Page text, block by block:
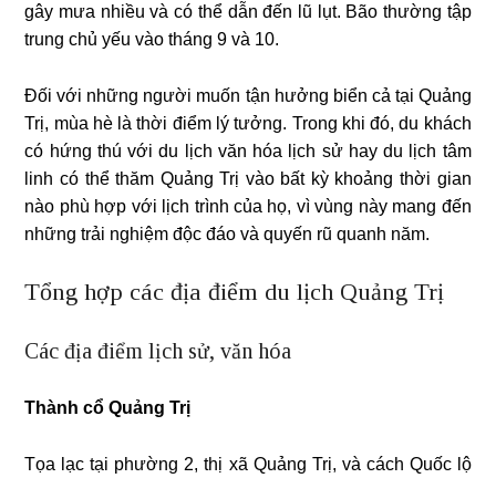
gây mưa nhiều và có thể dẫn đến lũ lụt. Bão thường tập
trung chủ yếu vào tháng 9 và 10.
Đối với những người muốn tận hưởng biển cả tại Quảng
Trị, mùa hè là thời điểm lý tưởng. Trong khi đó, du khách
có hứng thú với du lịch văn hóa lịch sử hay du lịch tâm
linh có thể thăm Quảng Trị vào bất kỳ khoảng thời gian
nào phù hợp với lịch trình của họ, vì vùng này mang đến
những trải nghiệm độc đáo và quyến rũ quanh năm.
Tổng hợp các địa điểm du lịch Quảng Trị
Các địa điểm lịch sử, văn hóa
Thành cổ Quảng Trị
Tọa lạc tại phường 2, thị xã Quảng Trị, và cách Quốc lộ